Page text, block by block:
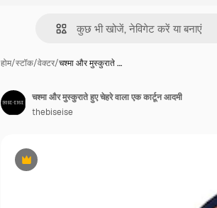
होम/स्टॉक/वेक्टर/चश्मा और मुस्कुराते …
Premium
चश्मा और मुस्कुराते हुए चेहरे वाला एक कार्टून आदमी
thebiseise